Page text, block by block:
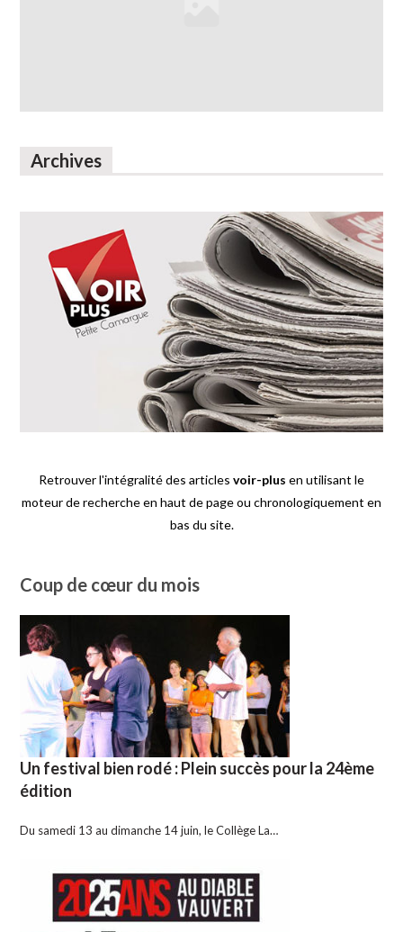
Archives
Retrouver l'intégralité des articles voir-plus en utilisant le
moteur de recherche en haut de page ou chronologiquement en
bas du site.
Coup de cœur du mois
Un festival bien rodé : Plein succès pour la 24ème
édition
Du samedi 13 au dimanche 14 juin, le Collège La…